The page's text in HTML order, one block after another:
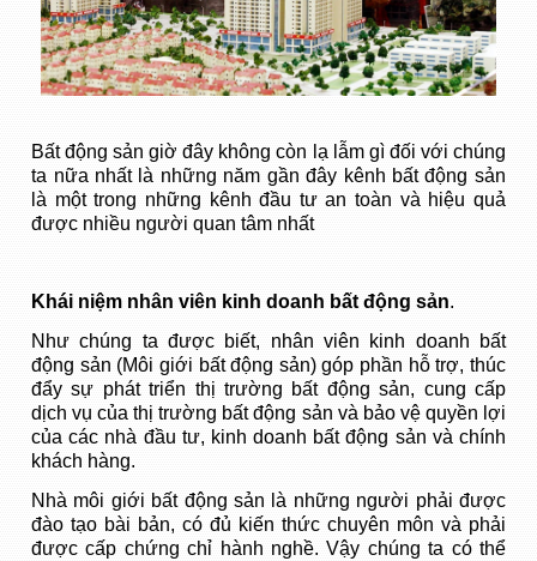
Bất động sản giờ đây không còn lạ lẫm gì đối với chúng
ta nữa nhất là những năm gần đây kênh bất động sản
là một trong những kênh đầu tư an toàn và hiệu quả
được nhiều người quan tâm nhất
Khái niệm nhân viên kinh doanh bất động sản.
Như chúng ta được biết, nhân viên kinh doanh bất
động sản (Môi giới bất động sản) góp phần hỗ trợ, thúc
đẩy sự phát triển thị trường bất động sản, cung cấp
dịch vụ của thị trường bất động sản và bảo vệ quyền lợi
của các nhà đầu tư, kinh doanh bất động sản và chính
khách hàng.
Nhà môi giới bất động sản là những người phải được
đào tạo bài bản, có đủ kiến thức chuyên môn và phải
được cấp chứng chỉ hành nghề. Vậy chúng ta có thể